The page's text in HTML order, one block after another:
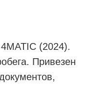
(2024).
Привезен